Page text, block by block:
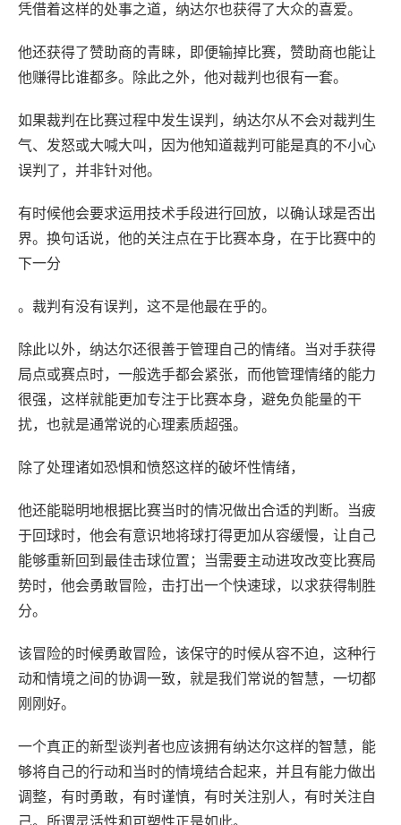
凭借着这样的处事之道，纳达尔也获得了大众的喜爱。
他还获得了赞助商的青睐，即便输掉比赛，赞助商也能让
他赚得比谁都多。除此之外，他对裁判也很有一套。
如果裁判在比赛过程中发生误判，纳达尔从不会对裁判生
气、发怒或大喊大叫，因为他知道裁判可能是真的不小心
误判了，并非针对他。
有时候他会要求运用技术手段进行回放，以确认球是否出
界。换句话说，他的关注点在于比赛本身，在于比赛中的
下一分
。裁判有没有误判，这不是他最在乎的。
除此以外，纳达尔还很善于管理自己的情绪。当对手获得
局点或赛点时，一般选手都会紧张，而他管理情绪的能力
很强，这样就能更加专注于比赛本身，避免负能量的干
扰，也就是通常说的心理素质超强。
除了处理诸如恐惧和愤怒这样的破坏性情绪，
他还能聪明地根据比赛当时的情况做出合适的判断。当疲
于回球时，他会有意识地将球打得更加从容缓慢，让自己
能够重新回到最佳击球位置；当需要主动进攻改变比赛局
势时，他会勇敢冒险，击打出一个快速球，以求获得制胜
分。
该冒险的时候勇敢冒险，该保守的时候从容不迫，这种行
动和情境之间的协调一致，就是我们常说的智慧，一切都
刚刚好。
一个真正的新型谈判者也应该拥有纳达尔这样的智慧，能
够将自己的行动和当时的情境结合起来，并且有能力做出
调整，有时勇敢，有时谨慎，有时关注别人，有时关注自